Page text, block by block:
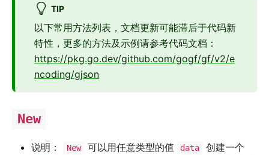
TIP
以下常用方法列表，文档更新可能滞后于代码新
特性，更多的方法及示例请参考代码文档：
https://pkg.go.dev/github.com/gogf/gf/v2/e
ncoding/gjson
New
说明： New 可以用任意类型的值 data 创建一个